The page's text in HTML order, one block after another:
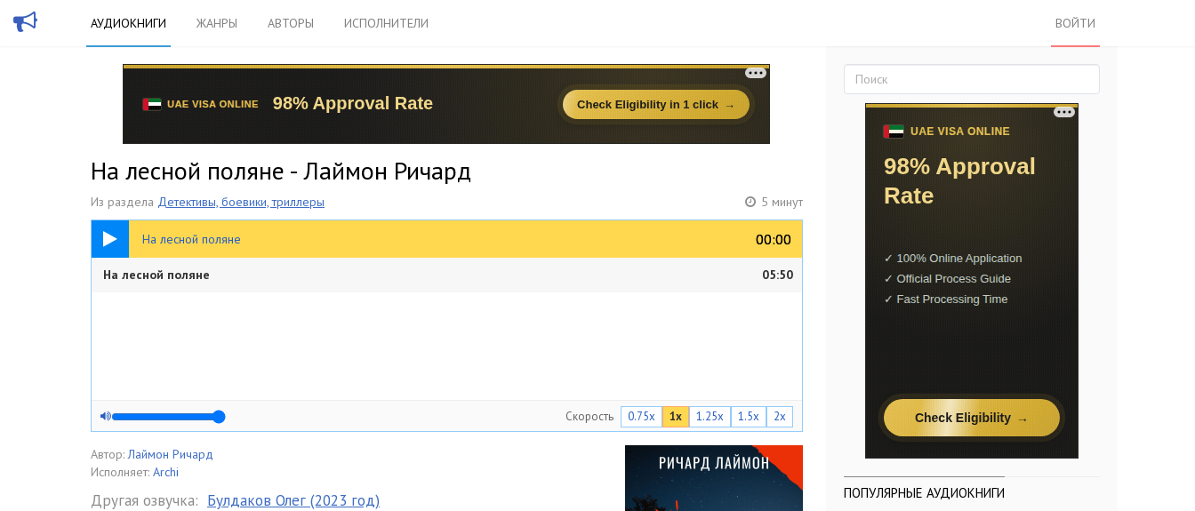
АУДИОКНИГИ ЖАНРЫ АВТОРЫ ИСПОЛНИТЕЛИ ВОЙТИ
На лесной поляне - Лаймон Ричард
Из раздела Детективы, боевики, триллеры 5 минут
На лесной поляне 00:00
00:00
05:50
На лесной поляне 05:50
Скорость 0.75x 1x 1.25x 1.5x 2x
Автор: Лаймон Ричард
Исполняет: Archi
Другая озвучка: Булдаков Олег (2023 год)
ПОПУЛЯРНЫЕ АУДИОКНИГИ